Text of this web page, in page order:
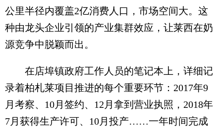
公里半径内覆盖2亿消费人口，市场空间大。这
种由龙头企业引领的产业集群效应，让莱西在奶
源竞争中脱颖而出。
在店埠镇政府工作人员的笔记本上，详细记
录着柏札莱项目推进的每个重要环节：2017年9
月考察、10月签约、12月拿到营业执照，2018年
7月获得生产许可、10月投产……一年时间完成